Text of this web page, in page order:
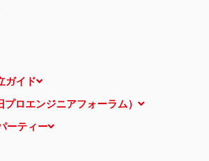
ガイド
プロエンジニアフォーラム）
ーティー